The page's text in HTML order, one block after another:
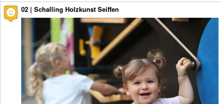
02 | Schalling Holzkunst Seiffen